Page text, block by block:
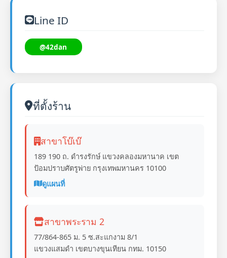
Line ID
@42dan
ที่ตั้งร้าน
สาขาโบ๊เบ๊
189 190 ถ. ดำรงรักษ์ แขวงคลองมหานาค เขต
ป้อมปราบศัตรูพ่าย กรุงเทพมหานคร 10100
ดูแผนที่
สาขาพระราม 2
77/864-865 ม. 5 ซ.สะแกงาม 8/1
แขวงแสมดำ เขตบางขุนเทียน กทม. 10150